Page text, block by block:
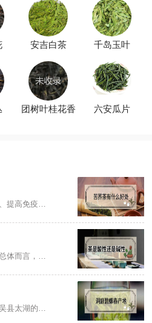
安吉白茶 千岛玉叶
团树叶桂花香 六安瓜片